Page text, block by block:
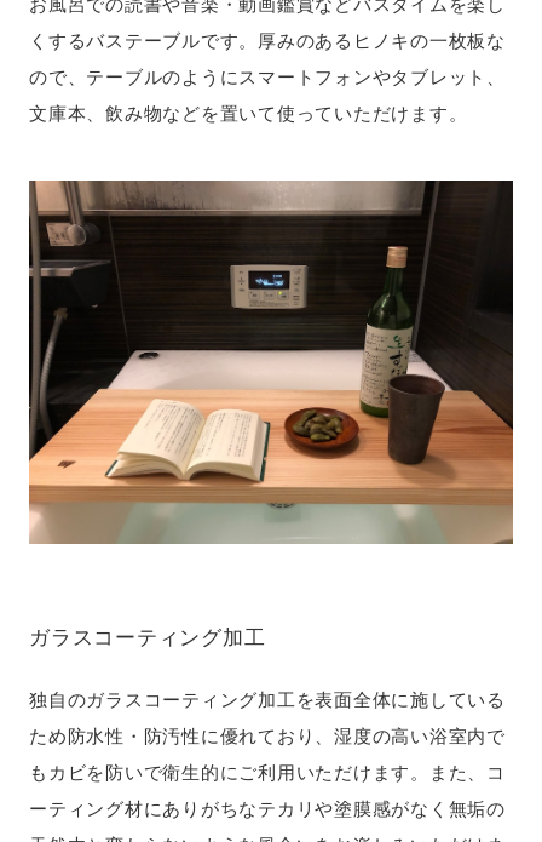
くするバステーブルです。厚みのあるヒノキの一枚板な
ので、テーブルのようにスマートフォンやタブレット、
文庫本、飲み物などを置いて使っていただけます。
ガラスコーティング加工
独自のガラスコーティング加工を表面全体に施している
ため防水性・防汚性に優れており、湿度の高い浴室内で
もカビを防いで衛生的にご利用いただけます。また、コ
ーティング材にありがちなテカリや塗膜感がなく無垢の